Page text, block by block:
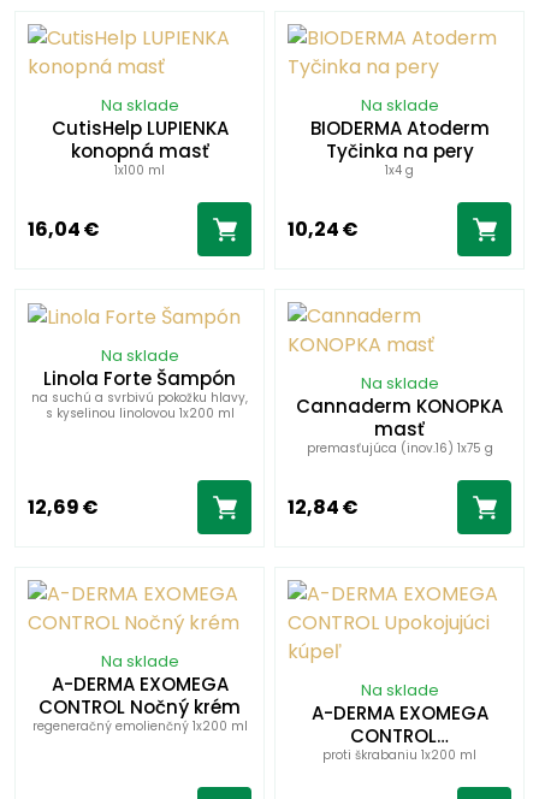
Na sklade
CutisHelp LUPIENKA
konopná masť
1x100 ml
16,04 €
Na sklade
BIODERMA Atoderm
Tyčinka na pery
1x4 g
10,24 €
Na sklade
Linola Forte Šampón
na suchú a svrbivú pokožku hlavy,
s kyselinou linolovou 1x200 ml
12,69 €
Na sklade
Cannaderm KONOPKA
masť
premasťujúca (inov.16) 1x75 g
12,84 €
Na sklade
A-DERMA EXOMEGA
CONTROL Nočný krém
regeneračný emolienčný 1x200 ml
Na sklade
A-DERMA EXOMEGA
CONTROL…
proti škrabaniu 1x200 ml